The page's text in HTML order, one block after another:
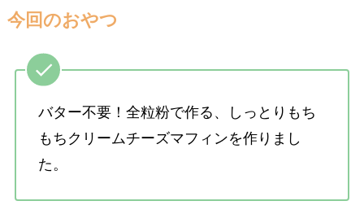
今回のおやつ
バター不要！全粒粉で作る、しっとりもち
もちクリームチーズマフィンを作りまし
た。